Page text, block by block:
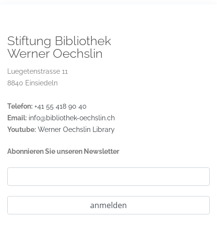
Stiftung Bibliothek
Werner Oechslin
Luegetenstrasse 11
8840 Einsiedeln
Telefon: +41 55 418 90 40
Email: info@bibliothek-oechslin.ch
Youtube: Werner Oechslin Library
Abonnieren Sie unseren Newsletter